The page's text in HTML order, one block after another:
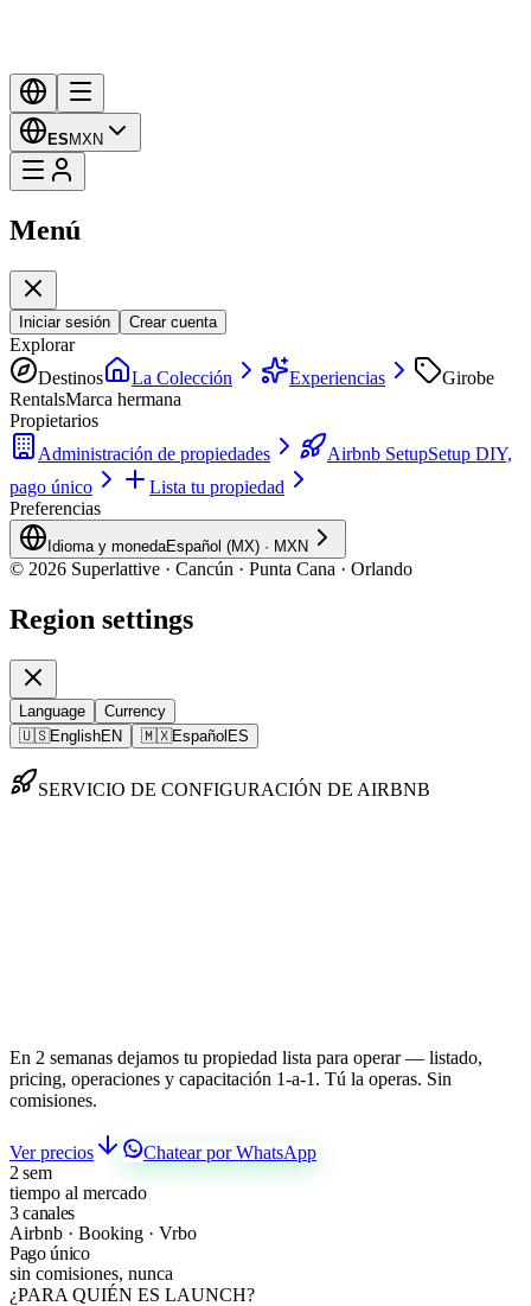
ES MXN
Menú
Iniciar sesión Crear cuenta
Explorar
Destinos
La Colección Experiencias
Girobe
RentalsMarca hermana
Propietarios
Administración de propiedades
Airbnb SetupSetup DIY,
pago único
Lista tu propiedad
Preferencias
Idioma y monedaEspañol (MX) · MXN
© 2026 Superlattive · Cancún · Punta Cana · Orlando
Region settings
Language
Currency
🇺🇸EnglishEN 🇲🇽EspañolES
SERVICIO DE CONFIGURACIÓN DE AIRBNB
En 2 semanas dejamos tu propiedad lista para operar — listado,
pricing, operaciones y capacitación 1-a-1. Tú la operas. Sin
comisiones.
Ver precios
Chatear por WhatsApp
2 sem
tiempo al mercado
3 canales
Airbnb · Booking · Vrbo
Pago único
sin comisiones, nunca
¿PARA QUIÉN ES LAUNCH?